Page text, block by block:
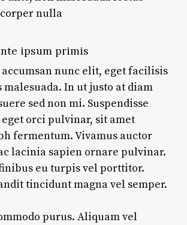
nulla
ipsum primis
nunc elit, eget facilisis
In ut justo at diam
sed non mi. Suspendisse
orci pulvinar, sit amet
fermentum. Vivamus auctor
lacinia sapien ornare pulvinar.
eu turpis vel porttitor.
tincidunt magna vel semper.
purus. Aliquam vel